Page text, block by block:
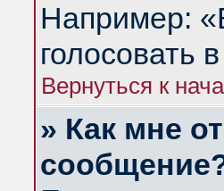
Например:
голосовать
Вернуться к
» Как мне